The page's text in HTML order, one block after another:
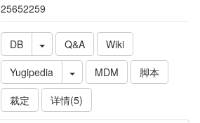
25652259
DB Q&A
Wiki
Yugipedia
MDM
脚本
裁定
详情(5)